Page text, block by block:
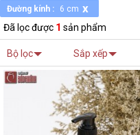
Đường kính : 6 cm x
Đã lọc được 1 sản phẩm
Bộ lọc Sắp xếp